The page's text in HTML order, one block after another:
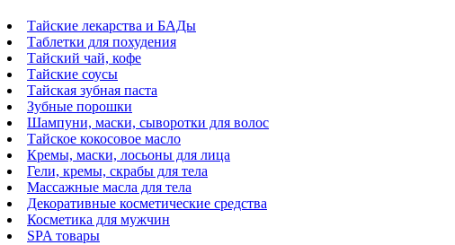
Тайские лекарства и БАДы
Таблетки для похудения
Тайский чай, кофе
Тайские соусы
Тайская зубная паста
Зубные порошки
Шампуни, маски, сыворотки для волос
Тайское кокосовое масло
Кремы, маски, лосьоны для лица
Гели, кремы, скрабы для тела
Массажные масла для тела
Декоративные косметические средства
Косметика для мужчин
SPA товары